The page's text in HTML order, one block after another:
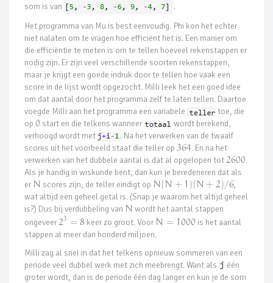
som is van
.
Het programma van Mu is best eenvoudig. Phi kon het echter
niet nalaten om te vragen hoe efficiënt het is. Een manier om
die efficiëntie te meten is om te tellen hoeveel rekenstappen er
nodig zijn. Er zijn veel verschillende soorten rekenstappen,
maar je krijgt een goede indruk door te tellen hoe vaak een
score in de lijst wordt opgezocht. Milli leek het een goed idee
om dat aantal door het programma zelf te laten tellen. Daartoe
voegde Milli aan het programma een variabele
toe, die
op 0 start en die telkens wanneer
wordt berekend,
verhoogd wordt met
. Na het verwerken van de twaalf
scores uit het voorbeeld staat die teller op 364. En na het
verwerken van het dubbele aantal is dat al opgelopen tot 2600.
Als je handig in wiskunde bent, dan kun je beredeneren dat als
erN scores zijn, de teller eindigt op N(N + 1 )(N + 2)/6,
wat altijd een geheel getal is. (Snap je waarom het altijd geheel
is?) Dus bij verdubbeling van N wordt het aantal stappen
ongeveer23 = 8 keer zo groot. VoorN = 1000is het aantal
stappen al meer dan honderd miljoen.
Milli zag al snel in dat het telkens opnieuw sommeren van een
periode veel dubbel werk met zich meebrengt. Want als
één
groter wordt, dan is de periode één dag langer en kun je de som